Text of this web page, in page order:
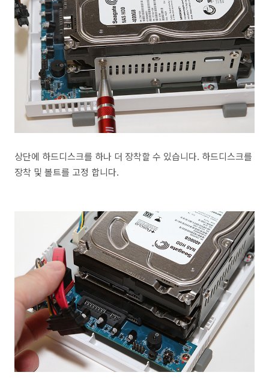
상단에 하드디스크를 하나 더 장착할 수 있습니다. 하드디스크를
장착 및 볼트를 고정 합니다.